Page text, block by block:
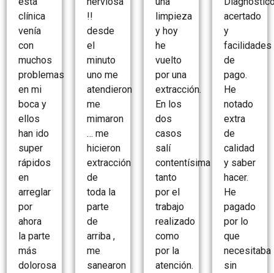
clínica
venía
con
muchos
problemas
en mi
boca y
ellos
han ido
super
rápidos
en
arreglar
por
ahora
la parte
más
dolorosa
!!
desde
el
minuto
uno me
atendieron
me
mimaron
… me
hicieron
extracción
de
toda la
parte
de
arriba ,
me
sanearon
limpieza
y hoy
he
vuelto
por una
extracción.
En los
dos
casos
salí
contentísima
tanto
por el
trabajo
realizado
como
por la
atención.
acertado
y
facilidades
de
pago.
He
notado
extra
de
calidad
y saber
hacer.
He
pagado
por lo
que
necesitaba
sin